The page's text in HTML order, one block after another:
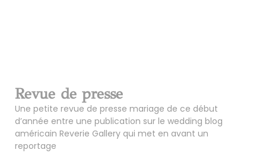
Revue de presse
Une petite revue de presse mariage de ce début
d’année entre une publication sur le wedding blog
américain Reverie Gallery qui met en avant un
reportage